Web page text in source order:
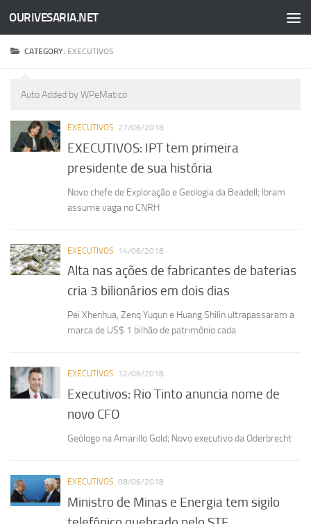
Skip to content
OURIVESARIA.NET
CATEGORY: EXECUTIVOS
Auto Added by WPeMatico
EXECUTIVOS 27/06/2018
EXECUTIVOS: IPT tem primeira
presidente de sua história
Novo chefe de Exploração e Geologia da Beadell; Ibram
assume vaga no CNRH
EXECUTIVOS 14/06/2018
Alta nas ações de fabricantes de baterias
cria 3 bilionários em dois dias
Pei Xhenhua, Zenq Yuqun e Huang Shilin ultrapassaram a
marca de US$ 1 bilhão de patrimônio cada
EXECUTIVOS 12/06/2018
Executivos: Rio Tinto anuncia nome de
novo CFO
Geólogo na Amarillo Gold; Novo executivo da Oderbrecht
EXECUTIVOS 08/06/2018
Ministro de Minas e Energia tem sigilo